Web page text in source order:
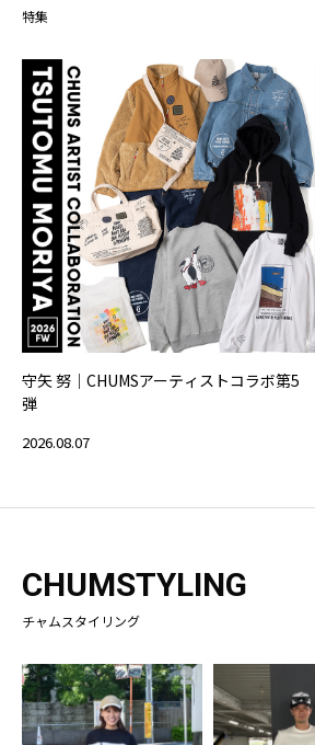
特集
守矢 努｜CHUMSアーティストコラボ第5
弾
2026.08.07
CHUMSTYLING
チャムスタイリング